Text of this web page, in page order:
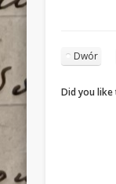
Dwór
Did you